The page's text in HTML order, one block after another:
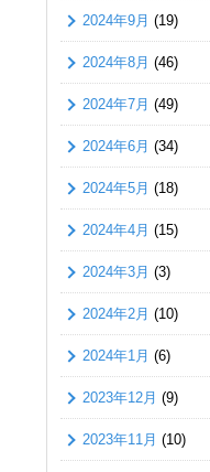
2024年9月 (19)
2024年8月 (46)
2024年7月 (49)
2024年6月 (34)
2024年5月 (18)
2024年4月 (15)
2024年3月 (3)
2024年2月 (10)
2024年1月 (6)
2023年12月 (9)
2023年11月 (10)